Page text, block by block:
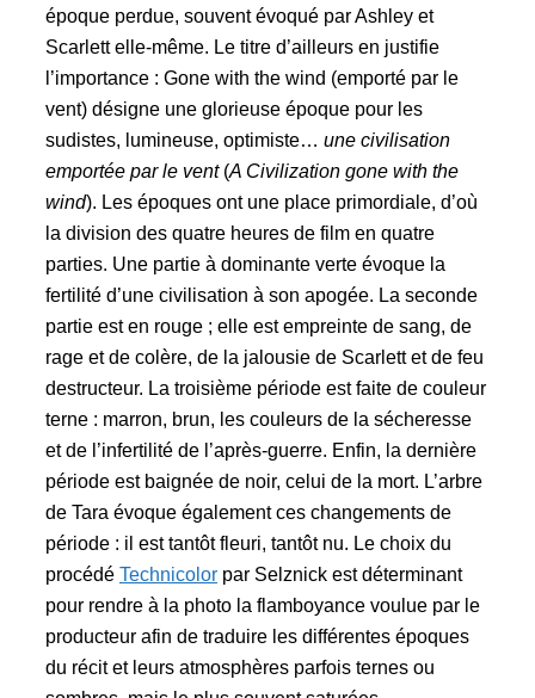
époque perdue, souvent évoqué par Ashley et
Scarlett elle-même. Le titre d’ailleurs en justifie
l’importance : Gone with the wind (emporté par le
vent) désigne une glorieuse époque pour les
sudistes, lumineuse, optimiste… une civilisation
emportée par le vent(A Civilization gone with the
wind). Les époques ont une place primordiale, d’où
la division des quatre heures de film en quatre
parties. Une partie à dominante verte évoque la
fertilité d’une civilisation à son apogée. La seconde
partie est en rouge ; elle est empreinte de sang, de
rage et de colère, de la jalousie de Scarlett et de feu
destructeur. La troisième période est faite de couleur
terne : marron, brun, les couleurs de la sécheresse
et de l’infertilité de l’après-guerre. Enfin, la dernière
période est baignée de noir, celui de la mort. L’arbre
de Tara évoque également ces changements de
période : il est tantôt fleuri, tantôt nu. Le choix du
procédé Technicolor par Selznick est déterminant
pour rendre à la photo la flamboyance voulue par le
producteur afin de traduire les différentes époques
du récit et leurs atmosphères parfois ternes ou